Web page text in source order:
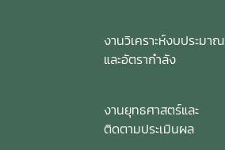
งานวิเคราะห์งบประมาณ
และอัตรากำลัง
งานยุทธศาสตร์และ
ติดตามประเมินผล